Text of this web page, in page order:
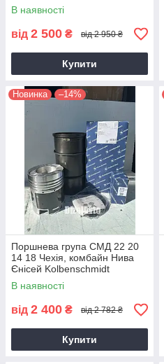
В наявності
від 2 500 ₴ від 2 950 ₴
Купити
Новинка –14%
Поршнева група СМД 22 20
14 18 Чехія, комбайн Нива
Єнісей Kolbenschmidt
В наявності
від 2 400 ₴ від 2 782 ₴
Купити